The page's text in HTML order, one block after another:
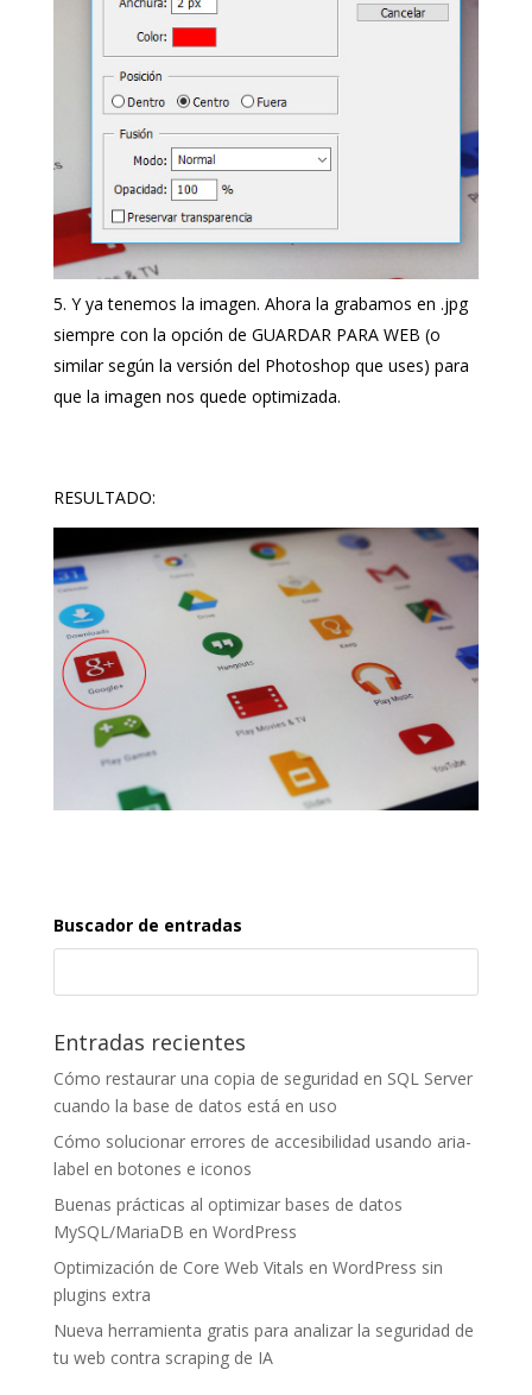
Y ya tenemos la imagen. Ahora la grabamos en .jpg
siempre con la opción de GUARDAR PARA WEB (o
similar según la versión del Photoshop que uses) para
que la imagen nos quede optimizada.
RESULTADO:
Buscador de entradas
Entradas recientes
Cómo restaurar una copia de seguridad en SQL Server
cuando la base de datos está en uso
Cómo solucionar errores de accesibilidad usando aria-
label en botones e iconos
Buenas prácticas al optimizar bases de datos
MySQL/MariaDB en WordPress
Optimización de Core Web Vitals en WordPress sin
plugins extra
Nueva herramienta gratis para analizar la seguridad de
tu web contra scraping de IA